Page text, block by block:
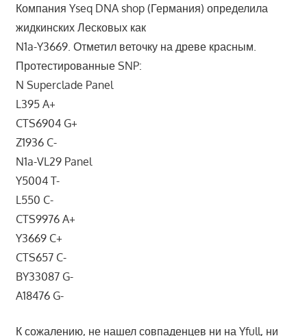
Компания Yseq DNA shop (Германия) определила
жидкинских Лесковых как
N1a-Y3669. Отметил веточку на древе красным.
Протестированные SNP:
N Superclade Panel
L395 A+
CTS6904 G+
Z1936 C-
N1a-VL29 Panel
Y5004 T-
L550 C-
CTS9976 A+
Y3669 C+
CTS657 C-
BY33087 G-
A18476 G-
К сожалению, не нашел совпаденцев ни на Yfull, ни